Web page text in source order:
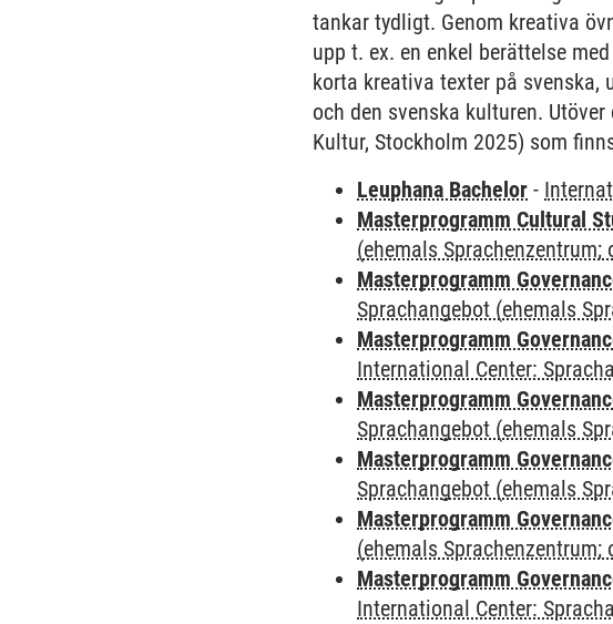
tankar tydligt. Genom kreativa
upp t. ex. en enkel berättelse
korta kreativa texter på svenska,
och den svenska kulturen.
Kultur, Stockholm 2025) som
Leuphana Bachelor -
Masterprogramm Cultural
(ehemals Sprachenzentrum;
Masterprogramm
Sprachangebot (ehemals
Masterprogramm
International Center:
Masterprogramm
Sprachangebot (ehemals
Masterprogramm
Sprachangebot (ehemals
Masterprogramm
(ehemals Sprachenzentrum;
Masterprogramm
International Center: